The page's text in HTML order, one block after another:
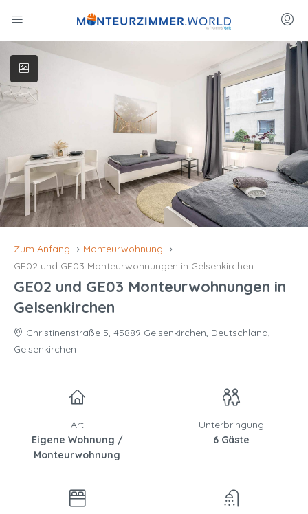
Zum Anfang
Monteurwohnung
GE02 und GE03 Monteurwohnungen in Gelsenkirchen
GE02 und GE03 Monteurwohnungen in
Gelsenkirchen
Christinenstraße 5, 45889 Gelsenkirchen, Deutschland,
Gelsenkirchen
Art
Eigene Wohnung /
Monteurwohnung
Unterbringung
6 Gäste